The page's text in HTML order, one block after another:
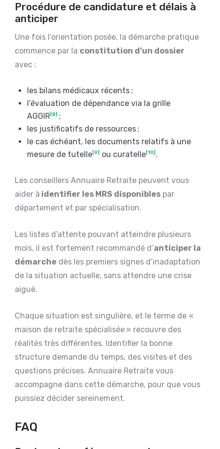
Procédure de candidature et délais à
anticiper
Une fois l’orientation posée, la démarche pratique
commence par la constitution d’un dossier
avec :
les bilans médicaux récents ;
l’évaluation de dépendance via la grille
AGGIR[8] ;
les justificatifs de ressources ;
le cas échéant, les documents relatifs à une
mesure de tutelle[9] ou curatelle[10] .
Les conseillers Annuaire Retraite peuvent vous
aider à identifier les MRS disponibles par
département et par spécialisation.
Les listes d’attente pouvant atteindre plusieurs
mois, il est fortement recommandé d’anticiper la
démarche dès les premiers signes d’inadaptation
de la situation actuelle, sans attendre une crise
aiguë.
Chaque situation est singulière, et le terme de «
maison de retraite spécialisée » recouvre des
réalités très différentes. Identifier la bonne
structure demande du temps, des visites et des
questions précises. Annuaire Retraite vous
accompagne dans cette démarche, pour que vous
puissiez décider sereinement.
FAQ